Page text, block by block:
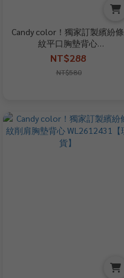
Candy color！獨家訂製繽紛條
紋平口胸墊背心
WL2612521【現貨】
NT$288
NT$580